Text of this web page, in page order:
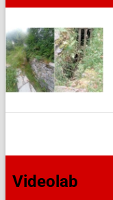
Videolab